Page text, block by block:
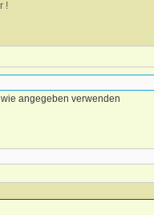
!
angegeben verwenden